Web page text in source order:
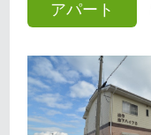
アパート